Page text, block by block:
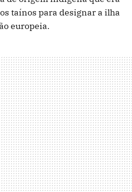
taínos para designar a ilha
europeia.